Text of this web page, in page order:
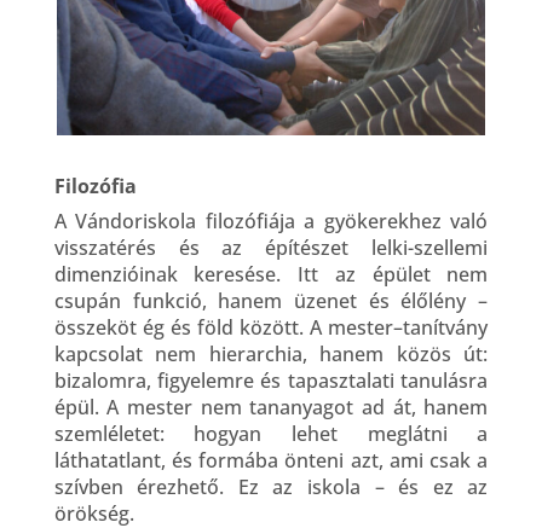
Filozófia
A Vándoriskola filozófiája a gyökerekhez való
visszatérés és az építészet lelki-szellemi
dimenzióinak keresése. Itt az épület nem
csupán funkció, hanem üzenet és élőlény –
összeköt ég és föld között. A mester–tanítvány
kapcsolat nem hierarchia, hanem közös út:
bizalomra, figyelemre és tapasztalati tanulásra
épül. A mester nem tananyagot ad át, hanem
szemléletet: hogyan lehet meglátni a
láthatatlant, és formába önteni azt, ami csak a
szívben érezhető. Ez az iskola – és ez az
örökség.